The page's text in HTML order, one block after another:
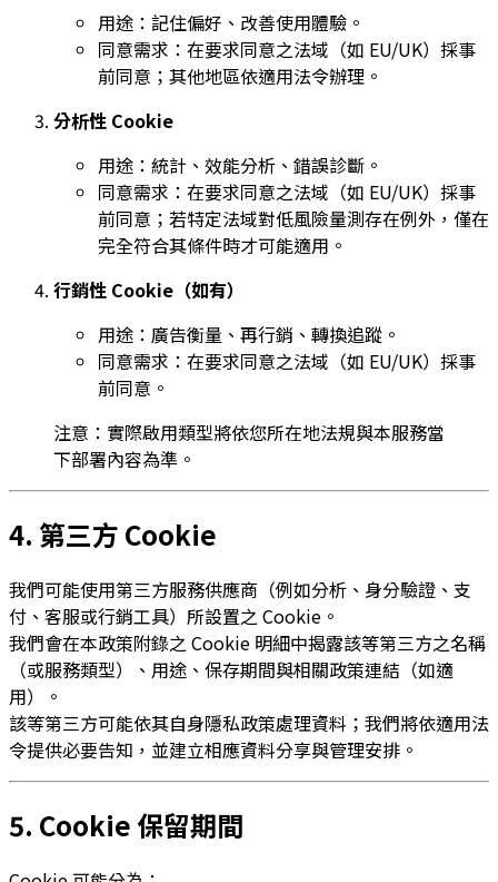
用途：記住偏好、改善使用體驗。
同意需求：在要求同意之法域（如 EU/UK）採事
前同意；其他地區依適用法令辦理。
分析性 Cookie
用途：統計、效能分析、錯誤診斷。
同意需求：在要求同意之法域（如 EU/UK）採事
前同意；若特定法域對低風險量測存在例外，僅在
完全符合其條件時才可能適用。
行銷性 Cookie（如有）
用途：廣告衡量、再行銷、轉換追蹤。
同意需求：在要求同意之法域（如 EU/UK）採事
前同意。
注意：實際啟用類型將依您所在地法規與本服務當
下部署內容為準。
4. 第三方 Cookie
我們可能使用第三方服務供應商（例如分析、身分驗證、支
付、客服或行銷工具）所設置之 Cookie。
我們會在本政策附錄之 Cookie 明細中揭露該等第三方之名稱
（或服務類型）、用途、保存期間與相關政策連結（如適
用）。
該等第三方可能依其自身隱私政策處理資料；我們將依適用法
令提供必要告知，並建立相應資料分享與管理安排。
5. Cookie 保留期間